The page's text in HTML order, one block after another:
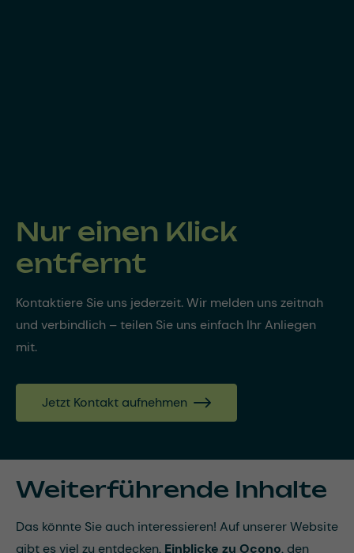
Nur einen Klick
entfernt
Kontaktiere Sie uns jederzeit. Wir melden uns zeitnah
und verbindlich – teilen Sie uns einfach Ihr Anliegen
mit.
Jetzt Kontakt aufnehmen
Weiterführende Inhalte
Das könnte Sie auch interessieren! Auf unserer Website
gibt es viel zu entdecken, Einblicke zu Ocono, den